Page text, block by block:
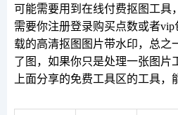
可能需要用到在线付费抠图工具
需要你注册登录购买点数或者
载的高清抠图图片带水印，总之
了图，如果你只是处理一张图片
上面分享的免费工具区的工具，